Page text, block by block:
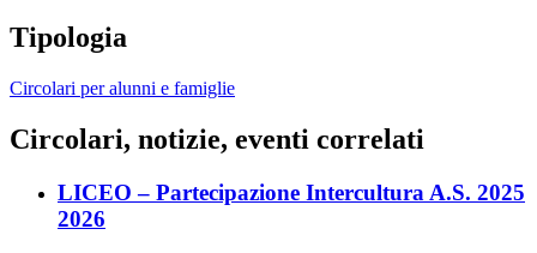
Tipologia
Circolari per alunni e famiglie
Circolari, notizie, eventi correlati
LICEO – Partecipazione Intercultura A.S. 2025
2026